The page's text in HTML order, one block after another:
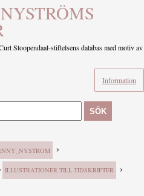
Stoopendaal-stiftelsens databas med motiv av
Information
SÖK
›
ILLUSTRATIONER TILL TIDSKRIFTER ›